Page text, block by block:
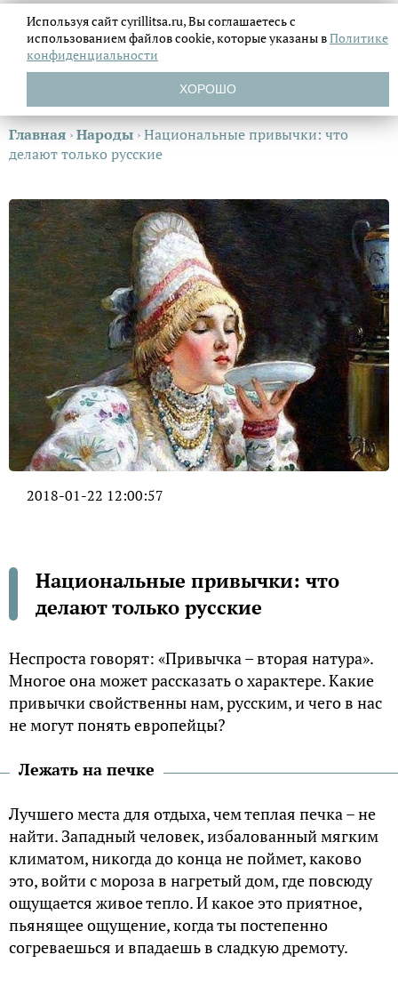
Главная ›Народы ›Национальные привычки: что
делают только русские
2018-01-22 12:00:57
Национальные привычки: что
делают только русские
Неспроста говорят: «Привычка – вторая натура».
Многое она может рассказать о характере. Какие
привычки свойственны нам, русским, и чего в нас
не могут понять европейцы?
Лежать на печке
Лучшего места для отдыха, чем теплая печка – не
найти. Западный человек, избалованный мягким
климатом, никогда до конца не поймет, каково
это, войти с мороза в нагретый дом, где повсюду
ощущается живое тепло. И какое это приятное,
пьянящее ощущение, когда ты постепенно
согреваешься и впадаешь в сладкую дремоту.
Используя сайт cyrillitsa.ru, Вы соглашаетесь с
использованием файловcookie, которые указаны вПолитике
конфиденциальности
ХОРОШО